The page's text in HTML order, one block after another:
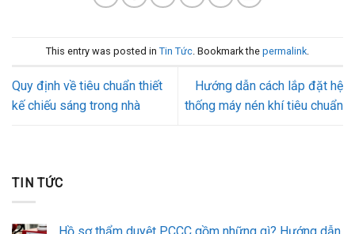
This entry was posted in Tin Tức . Bookmark the permalink
Quy định về tiêu chuẩn thiết
kế chiếu sáng trong nhà
Hướng dẫn cách lắp đặt hệ
thống máy nén khí tiêu chuẩn
TIN TỨC